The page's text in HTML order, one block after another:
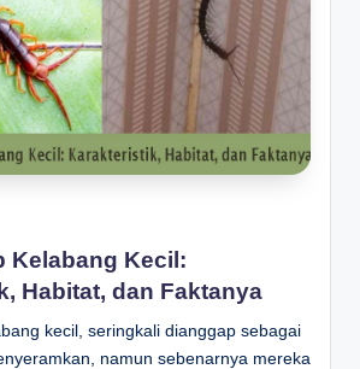
Kelabang Kecil:
Habitat, dan Faktanya
kecil, seringkali dianggap sebagai
namun sebenarnya mereka